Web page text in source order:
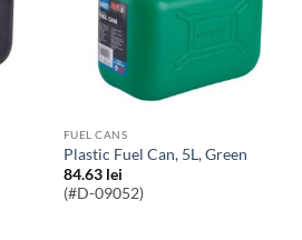
FUEL CANS
Plastic Fuel Can, 5L, Green
84.63 lei
(#D-09052)